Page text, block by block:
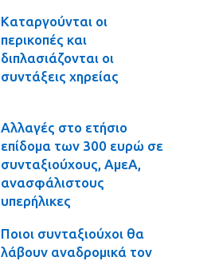
Καταργούνται οι
περικοπές και
διπλασιάζονται οι
συντάξεις χηρείας
Αλλαγές στο ετήσιο
επίδομα των 300 ευρώ σε
συνταξιούχους, ΑμεΑ,
ανασφάλιστους
υπερήλικες
Ποιοι συνταξιούχοι θα
λάβουν αναδρομικά τον